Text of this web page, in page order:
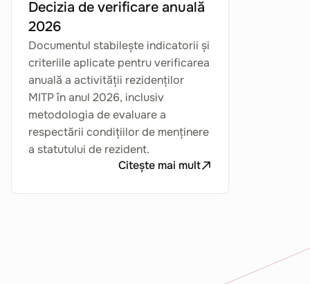
Decizia de verificare anuală
2026
Documentul stabilește indicatorii și
criteriile aplicate pentru verificarea
anuală a activității rezidenților
MITP în anul 2026, inclusiv
metodologia de evaluare a
respectării condițiilor de menținere
a statutului de rezident.
Citește mai mult